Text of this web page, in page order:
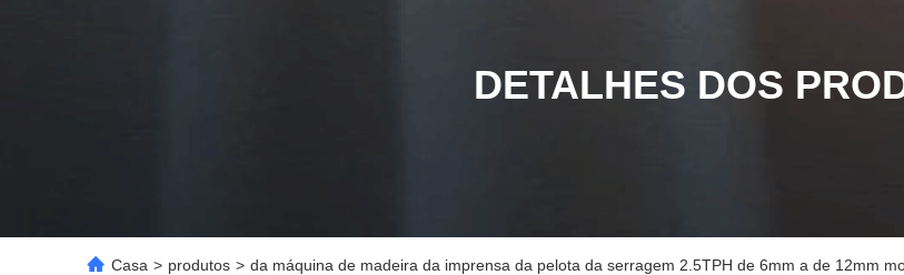
DETALHES DOS
Casa > produtos > da máquina de madeira da imprensa da pelota da serragem 2.5TPH de 6mm a de 12mm